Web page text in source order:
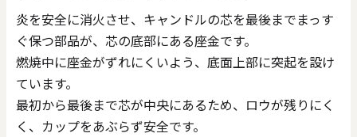
炎を安全に消火させ、キャンドルの芯を最後までまっす
ぐ保つ部品が、芯の底部にある座金です。
燃焼中に座金がずれにくいよう、底面上部に突起を設け
ています。
最初から最後まで芯が中央にあるため、ロウが残りにく
く、カップをあぶらず安全です。